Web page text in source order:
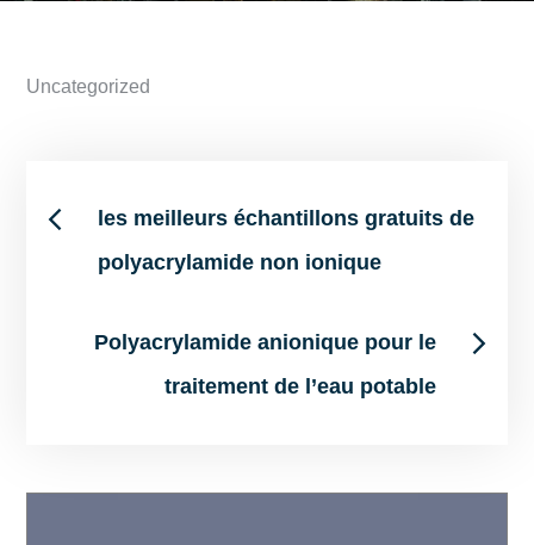
Uncategorized
Post
navigation
les meilleurs échantillons gratuits de
polyacrylamide non ionique
Polyacrylamide anionique pour le
traitement de l’eau potable